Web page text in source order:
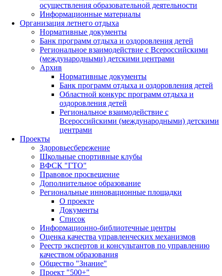
осуществления образовательной деятельности
Информационные материалы
Организация летнего отдыха
Нормативные документы
Банк программ отдыха и оздоровления детей
Региональное взаимодействие с Всероссийскими
(международными) детскими центрами
Архив
Нормативные документы
Банк программ отдыха и оздоровления детей
Областной конкурс программ отдыха и
оздоровления детей
Региональное взаимодействие с
Всероссийскими (международными) детскими
центрами
Проекты
Здоровьесбережение
Школьные спортивные клубы
ВФСК "ГТО"
Правовое просвещение
Дополнительное образование
Региональные инновационные площадки
О проекте
Документы
Список
Информационно-библиотечные центры
Оценка качества управленческих механизмов
Реестр экспертов и консультантов по управлению
качеством образования
Общество "Знание"
Проект "500+"